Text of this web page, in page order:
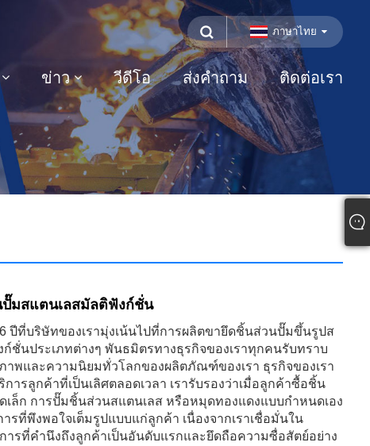
ภาษาไทย
ข่าว วีดีโอ ส่งคำถาม ติดต่อเรา
ปั๊มสแตนเลสมัลติฟังก์ชั่น
ปีที่บริษัทของเรามุ่งเน้นไปที่การผลิตขายึดชิ้นส่วนปั๊มขึ้นรูปส
ก์ชั่นประเภทต่างๆ พันธมิตรทางธุรกิจของเราทุกคนรับทราบ
พและความนิยมทั่วโลกของผลิตภัณฑ์ของเรา ธุรกิจของเรา
ารลูกค้าที่เป็นเลิศตลอดเวลา เรารับรองว่าเมื่อลูกค้าซื้อชิ้น
เล็ก การปั๊มชิ้นส่วนสแตนเลส หรือหมุดทองแดงแบบกำหนดเอง
ารที่พึงพอใจเต็มรูปแบบแก่ลูกค้า เนื่องจากเราเชื่อมั่นใน
ารที่คำนึงถึงลูกค้าเป็นอันดับแรกและยึดถือความซื่อสัตย์อย่าง